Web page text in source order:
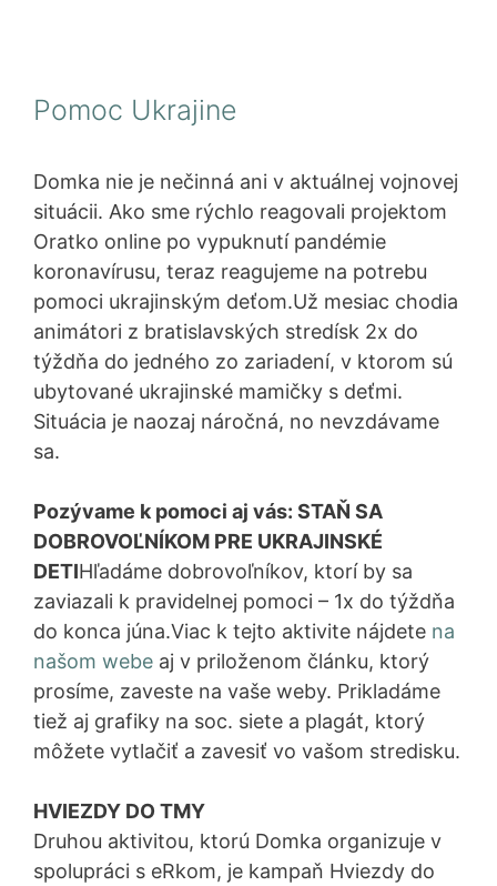
Pomoc Ukrajine
Domka nie je nečinná ani v aktuálnej vojnovej
situácii. Ako sme rýchlo reagovali projektom
Oratko online po vypuknutí pandémie
koronavírusu, teraz reagujeme na potrebu
pomoci ukrajinským deťom.Už mesiac chodia
animátori z bratislavských stredísk 2x do
týždňa do jedného zo zariadení, v ktorom sú
ubytované ukrajinské mamičky s deťmi.
Situácia je naozaj náročná, no nevzdávame
sa.
Pozývame k pomoci aj vás: STAŇ SA
DOBROVOĽNÍKOM PRE UKRAJINSKÉ
DETIHľadáme dobrovoľníkov, ktorí by sa
zaviazali k pravidelnej pomoci – 1x do týždňa
do konca júna.Viac k tejto aktivite nájdete na
našom webe aj v priloženom článku, ktorý
prosíme, zaveste na vaše weby. Prikladáme
tiež aj grafiky na soc. siete a plagát, ktorý
môžete vytlačiť a zavesiť vo vašom stredisku.
HVIEZDY DO TMY
Druhou aktivitou, ktorú Domka organizuje v
spolupráci s eRkom, je kampaň Hviezdy do